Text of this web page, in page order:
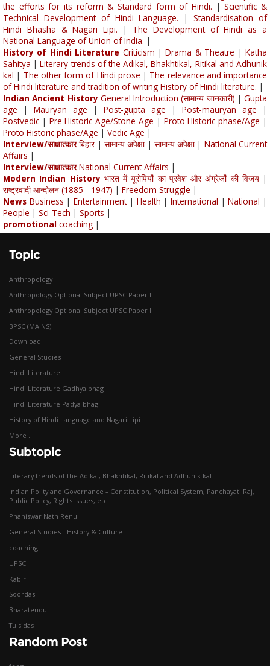
the efforts for its reform & Standard form of Hindi. |Scientific &
Technical Development of Hindi Language. |Standardisation of
Hindi Bhasha & Nagari Lipi. | The Development of Hindi as a
National Language of Union of India. |
History of Hindi Literature Criticism |Drama & Theatre |Katha
Sahitya |Literary trends of the Adikal, Bhakhtikal, Ritikal and Adhunik
kal | The other form of Hindi prose | The relevance and importance
of Hindi literature and tradition of writing History of Hindi literature. |
Indian Ancient History General Introduction (सामान्य जानकारी) | Gupta
age | Mauryan age | Post-gupta age | Post-mauryan age |
Postvedic | Pre Historic Age/Stone Age | Proto Historic phase/Age |
Proto Historic phase/Age | Vedic Age |
Interview/साक्षात्कार बिहार | सामान्य अपेक्षा | सामान्य अपेक्षा | National Current
Affairs |
Interview/साक्षात्कार National Current Affairs |
Modern Indian History भारत में यूरोपियों का प्रवेश और अंग्रेजों की विजय|
राष्ट्रवादी आन्दोलन (1885 - 1947) | Freedom Struggle |
News Business |Entertainment| Health | International |National |
People | Sci-Tech | Sports |
promotional coaching |
Topic
Anthropology
Anthropology Optional Subject UPSC Paper I
Anthropology Optional Subject UPSC Paper II
BPSC (MAINS)
Download
General Studies
Hindi Literature
Hindi Literature Gadhya bhag
Hindi Literature Padya bhag
History of Hindi Language and Nagari Lipi
More ...
Subtopic
Literary trends of the Adikal, Bhakhtikal, Ritikal and Adhunik kal
Indian Polity and Governance – Constitution, Political System, Panchayati Raj,
Public Policy, Rights Issues, etc
Phaniswar Nath Renu
General Studies - History & Culture
coaching
UPSC
Kabir
Soordas
Bharatendu
Tulsidas
Random Post